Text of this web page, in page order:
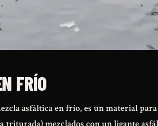
FRÍO
asfáltica en frío, es un material
mezclados con un ligante